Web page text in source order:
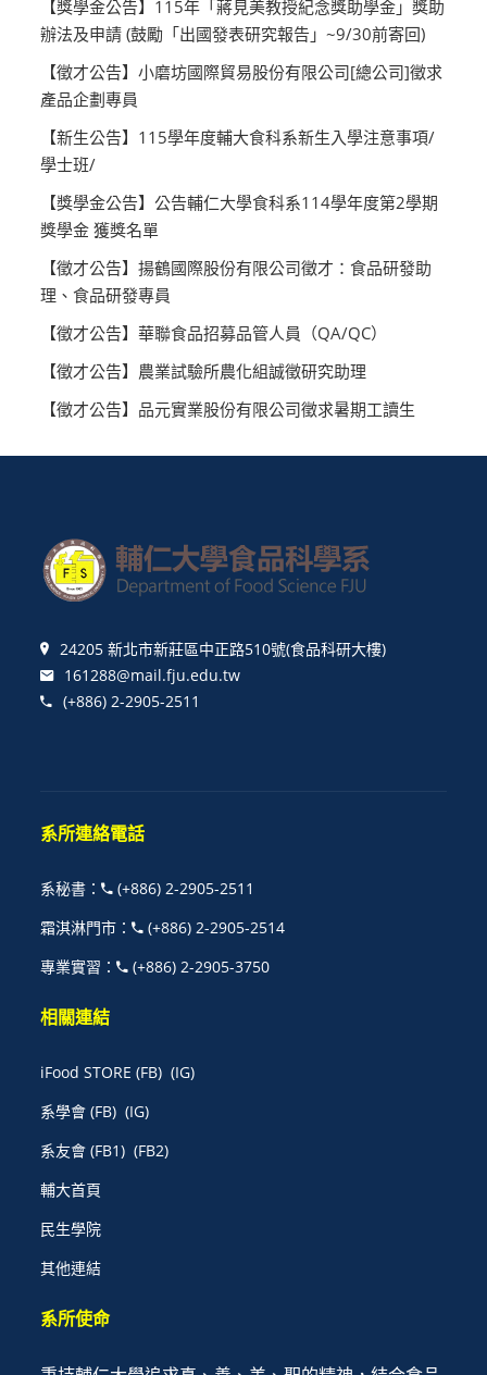
【獎學金公告】115年「蔣見美教授紀念獎助學金」獎助
辦法及申請 (鼓勵「出國發表研究報告」~9/30前寄回)
【徵才公告】小磨坊國際貿易股份有限公司[總公司]徵求
產品企劃專員
【新生公告】115學年度輔大食科系新生入學注意事項/
學士班/
【獎學金公告】公告輔仁大學食科系114學年度第2學期
獎學金 獲獎名單
【徵才公告】揚鶴國際股份有限公司徵才：食品研發助
理、食品研發專員
【徵才公告】華聯食品招募品管人員（QA/QC）
【徵才公告】農業試驗所農化組誠徵研究助理
【徵才公告】品元實業股份有限公司徵求暑期工讀生
24205 新北市新莊區中正路510號(食品科研大樓)
161288@mail.fju.edu.tw
(+886) 2-2905-2511
系所連絡電話
系秘書 ：
(+886) 2-2905-2511
霜淇淋門市 ：
(+886) 2-2905-2514
專業實習 ： (+886) 2-2905-3750
相關連結
iFood STORE (FB) (IG)
系學會 (FB) (IG)
系友會 (FB1) (FB2)
輔大首頁
民生學院
其他連結
系所使命